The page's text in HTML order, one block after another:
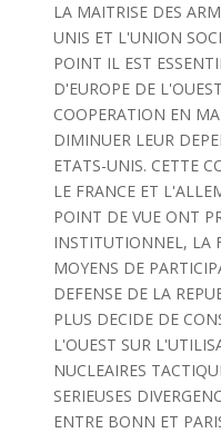
LA MAITRISE DES
UNIS ET L'UNION
POINT IL EST
D'EUROPE DE
COOPERATION EN
DIMINUER LEUR
ETATS-UNIS. CETTE
LE FRANCE ET
POINT DE VUE ONT
INSTITUTIONNEL, LA
MOYENS DE
DEFENSE DE LA
PLUS DECIDE DE
L'OUEST SUR
NUCLEAIRES
SERIEUSES
ENTRE BONN ET